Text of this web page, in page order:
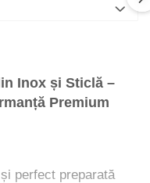
Inox și Sticlă –
Premium
perfect preparată